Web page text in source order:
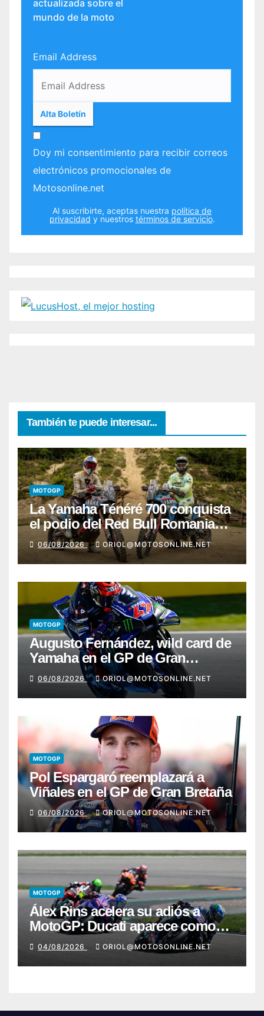
actualizada sobre el
mundo de la moto
Email Address
Doy mi consentimiento para recibir correos
electrónicos promocionales de
Motosonline.net
Al suscribirte, aceptas nuestra política de
privacidad y nuestros términos de servicio.
También te puede interesar...
MOTOGP
La Yamaha Ténéré 700 conquista
el podio del Red Bull Romaniacs
2026 con Pol Tarrés
06/08/2026 ORIOL@MOTOSONLINE.NET
MOTOGP
Augusto Fernández, wild card de
Yamaha en el GP de Gran
Bretaña
06/08/2026 ORIOL@MOTOSONLINE.NET
MOTOGP
Pol Espargaró reemplazará a
Viñales en el GP de Gran Bretaña
06/08/2026 ORIOL@MOTOSONLINE.NET
MOTOGP
Álex Rins acelera su adiós a
MotoGP: Ducati aparece como
destino en Superbike
04/08/2026 ORIOL@MOTOSONLINE.NET